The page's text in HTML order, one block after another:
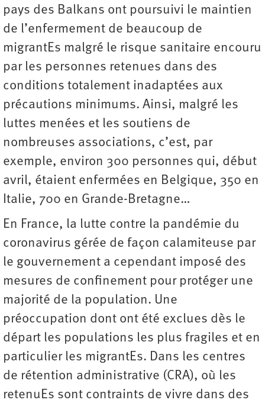
pays des Balkans ont poursuivi le maintien
de l’enfermement de beaucoup de
migrantEs malgré le risque sanitaire encouru
par les personnes retenues dans des
conditions totalement inadaptées aux
précautions minimums. Ainsi, malgré les
luttes menées et les soutiens de
nombreuses associations, c’est, par
exemple, environ 300 personnes qui, début
avril, étaient enfermées en Belgique, 350 en
Italie, 700 en Grande-Bretagne…
En France, la lutte contre la pandémie du
coronavirus gérée de façon calamiteuse par
le gouvernement a cependant imposé des
mesures de confinement pour protéger une
majorité de la population. Une
préoccupation dont ont été exclues dès le
départ les populations les plus fragiles et en
particulier les migrantEs. Dans les centres
de rétention administrative (CRA), où les
retenuEs sont contraints de vivre dans des